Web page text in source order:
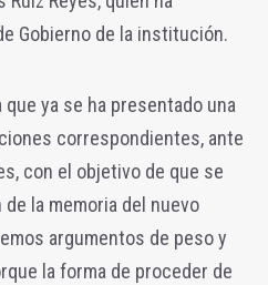
Gobierno de la institución.
ya se ha presentado una
correspondientes, ante
con el objetivo de que se
la memoria del nuevo
argumentos de peso y
la forma de proceder de